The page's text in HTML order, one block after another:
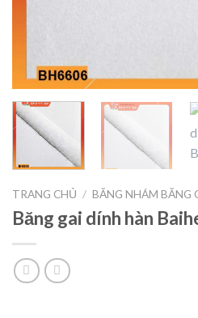
TRANG CHỦ / BĂNG NHÁM BĂNG
Băng gai dính hàn